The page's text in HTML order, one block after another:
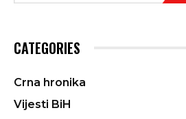
CATEGORIES
Crna hronika
Vijesti BiH